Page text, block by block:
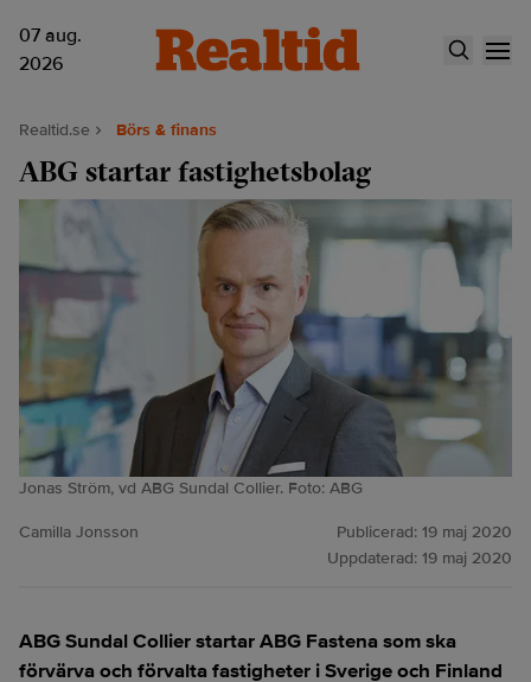
07 aug.
2026
Realtid.se Börs & finans
ABG startar fastighetsbolag
Jonas Ström, vd ABG Sundal Collier. Foto: ABG
Camilla Jonsson Publicerad: 19 maj 2020
Uppdaterad: 19 maj 2020
ABG Sundal Collier startar ABG Fastena som ska
förvärva och förvalta fastigheter i Sverige och Finland